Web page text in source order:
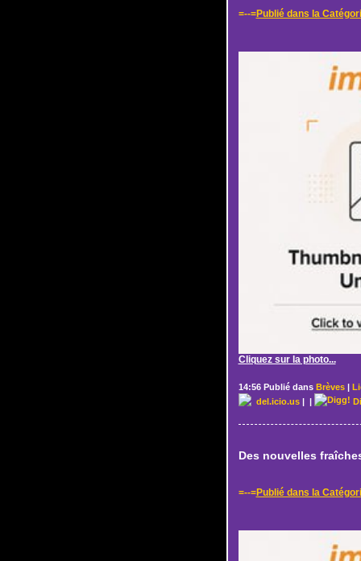
=--=Publié dans la
Cliquez sur la photo...
14:56 Publié dans Brèves|
del.icio.us| |
Des nouvelles
=--=Publié dans la